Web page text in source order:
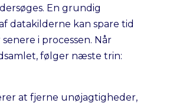
En grundig
datakilderne kan spare tid
i processen. Når
følger næste trin:
at fjerne unøjagtigheder,